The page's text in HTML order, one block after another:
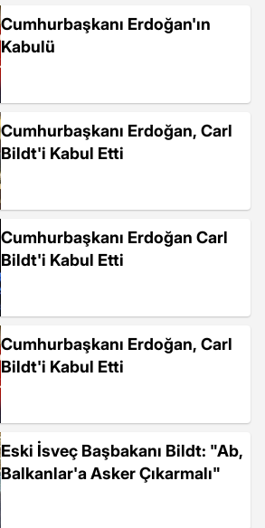
Cumhurbaşkanı Erdoğan'ın
Kabulü
Cumhurbaşkanı Erdoğan, Carl
Bildt'i Kabul Etti
Cumhurbaşkanı Erdoğan Carl
Bildt'i Kabul Etti
Cumhurbaşkanı Erdoğan, Carl
Bildt'i Kabul Etti
Eski İsveç Başbakanı Bildt: "Ab,
Balkanlar'a Asker Çıkarmalı"